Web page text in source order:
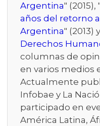
Argentina" (2015), "
años del retorno
Argentina" (2013)
Derechos
columnas de
en varios medios
Actualmente
Infobae y La
participado en
América Latina,